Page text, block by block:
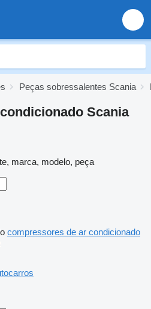
Peças sobressalentes Scania
Scania
marca, modelo, peça
compressores de ar condicionado